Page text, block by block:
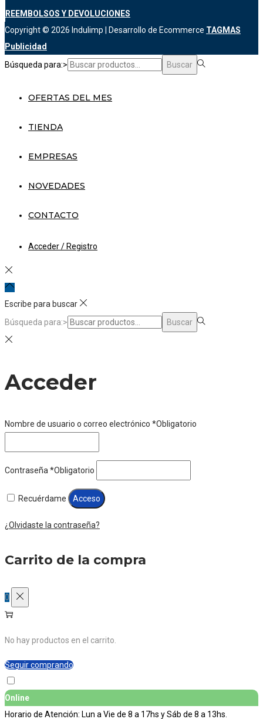
REEMBOLSOS Y DEVOLUCIONES
Copyright © 2026 Indulimp | Desarrollo de Ecommerce TAGMAS
Publicidad
Búsqueda para:>
Buscar
OFERTAS DEL MES
TIENDA
EMPRESAS
NOVEDADES
CONTACTO
Acceder / Registro
Escribe para buscar
Búsqueda para:>
Buscar
Acceder
Nombre de usuario o correo electrónico *Obligatorio
Contraseña *Obligatorio
Recuérdame Acceso
¿Olvidaste la contraseña?
Carrito de la compra
0
No hay productos en el carrito.
Seguir comprando
Online
Horario de Atención: Lun a Vie de 8 a 17hs y Sáb de 8 a 13hs.